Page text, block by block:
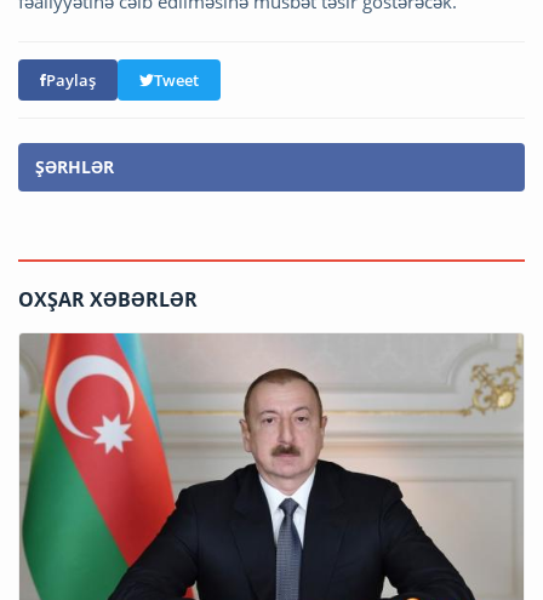
Paylaş Tweet
ŞƏRHLƏR
OXŞAR XƏBƏRLƏR